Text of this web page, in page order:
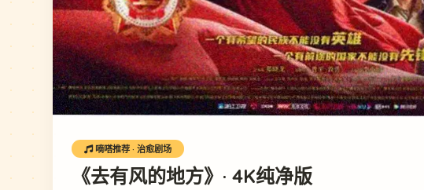
嘀嗒推荐 · 治愈剧场
《去有风的地方》· 4K纯净版